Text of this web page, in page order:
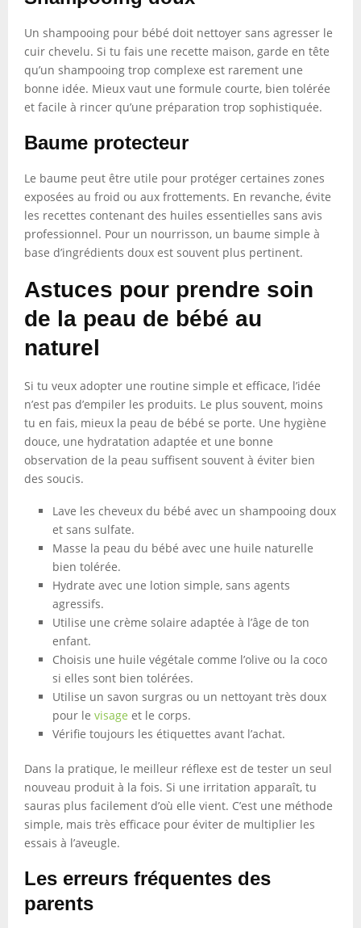
Un shampooing pour bébé doit nettoyer sans agresser le
cuir chevelu. Si tu fais une recette maison, garde en tête
qu’un shampooing trop complexe est rarement une
bonne idée. Mieux vaut une formule courte, bien tolérée
et facile à rincer qu’une préparation trop sophistiquée.
Baume protecteur
Le baume peut être utile pour protéger certaines zones
exposées au froid ou aux frottements. En revanche, évite
les recettes contenant des huiles essentielles sans avis
professionnel. Pour un nourrisson, un baume simple à
base d’ingrédients doux est souvent plus pertinent.
Astuces pour prendre soin
de la peau de bébé au
naturel
Si tu veux adopter une routine simple et efficace, l’idée
n’est pas d’empiler les produits. Le plus souvent, moins
tu en fais, mieux la peau de bébé se porte. Une hygiène
douce, une hydratation adaptée et une bonne
observation de la peau suffisent souvent à éviter bien
des soucis.
Lave les cheveux du bébé avec un shampooing doux
et sans sulfate.
Masse la peau du bébé avec une huile naturelle
bien tolérée.
Hydrate avec une lotion simple, sans agents
agressifs.
Utilise une crème solaire adaptée à l’âge de ton
enfant.
Choisis une huile végétale comme l’olive ou la coco
si elles sont bien tolérées.
Utilise un savon surgras ou un nettoyant très doux
pour le visage et le corps.
Vérifie toujours les étiquettes avant l’achat.
Dans la pratique, le meilleur réflexe est de tester un seul
nouveau produit à la fois. Si une irritation apparaît, tu
sauras plus facilement d’où elle vient. C’est une méthode
simple, mais très efficace pour éviter de multiplier les
essais à l’aveugle.
Les erreurs fréquentes des
parents